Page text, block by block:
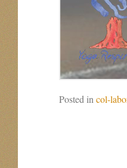
Posted in col-